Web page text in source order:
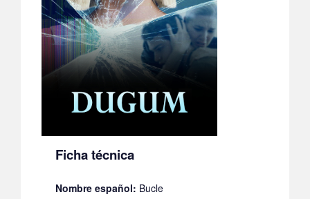
Ficha técnica
Nombre español: Bucle